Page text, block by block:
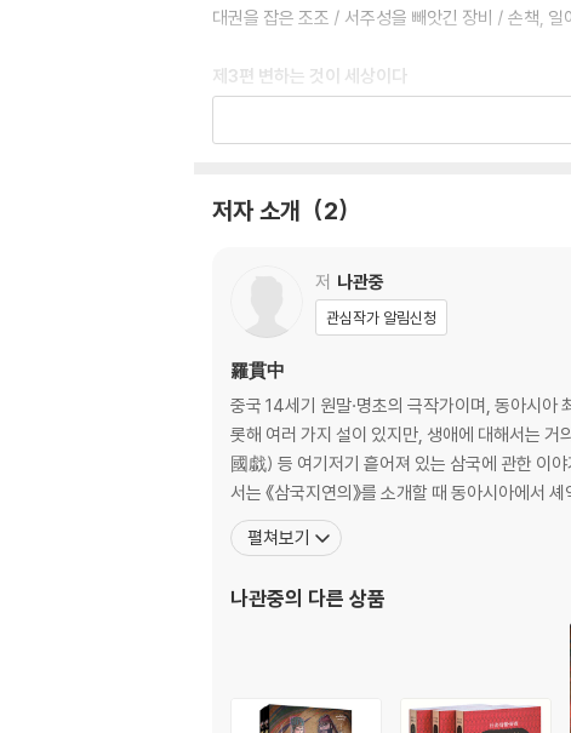
대권을 잡은 조조 / 서주성을 빼앗긴 장비 / 손책,
제3편 변하는 것이 세상이다
덕으로 시련을 극복하다 / 실패한 반란 계획 / 관우
와룡과 봉추 / 떠나는 서서, 공명을 천거하니 / 삼고
제5편 하늘로 돌아간 용
주인을 잃은 적토마 / 의형제 중 유비만 남다 / 슬
저자 소개 2
저 나관중
관심작가 알림신청
羅貫中
중국 14세기 원말·명초의 극작가이며, 동아시아
롯해 여러 가지 설이 있지만, 생애에 대해서는 거
國戱) 등 여기저기 흩어져 있는 삼국에 관한 이야
서는 《삼국지연의》를 소개할 때 동아시아에서
펼쳐보기
나관중의 다른 상품